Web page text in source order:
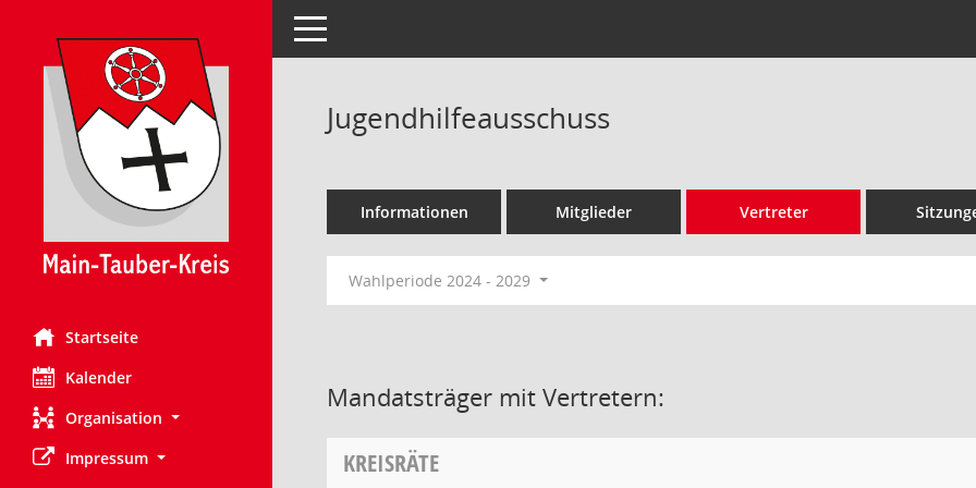
Startseite
Kalender
Organisation
Impressum
Toggle navigation
Jugendhilfeausschuss
Informationen Mitglieder Vertreter
Wahlperiode 2024 - 2029
Mandatsträger mit Vertretern:
KREISRÄTE